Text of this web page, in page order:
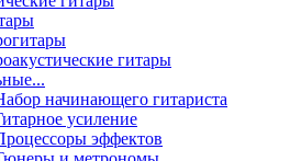
гитары
начинающего гитариста
усиление
эффектов